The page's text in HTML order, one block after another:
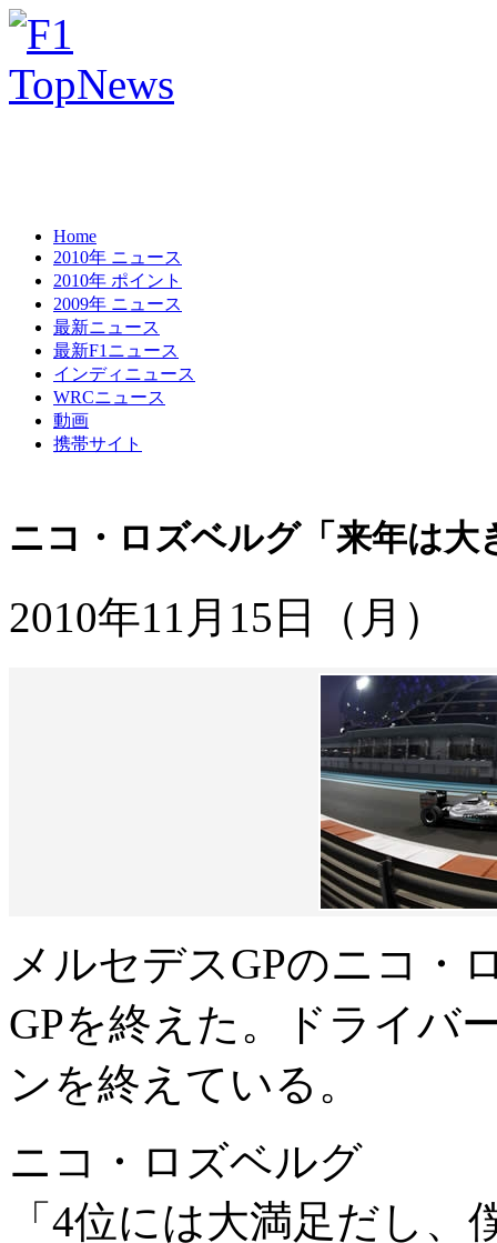
Home
2010年 ニュース
2010年 ポイント
2009年 ニュース
最新ニュース
最新F1ニュース
インディニュース
WRCニュース
動画
携帯サイト
ニコ・ロズベルグ「来年は
2010年11月15日（月）
メルセデスGPのニコ・
GPを終えた。ドライバ
ンを終えている。
ニコ・ロズベルグ
「4位には大満足だし